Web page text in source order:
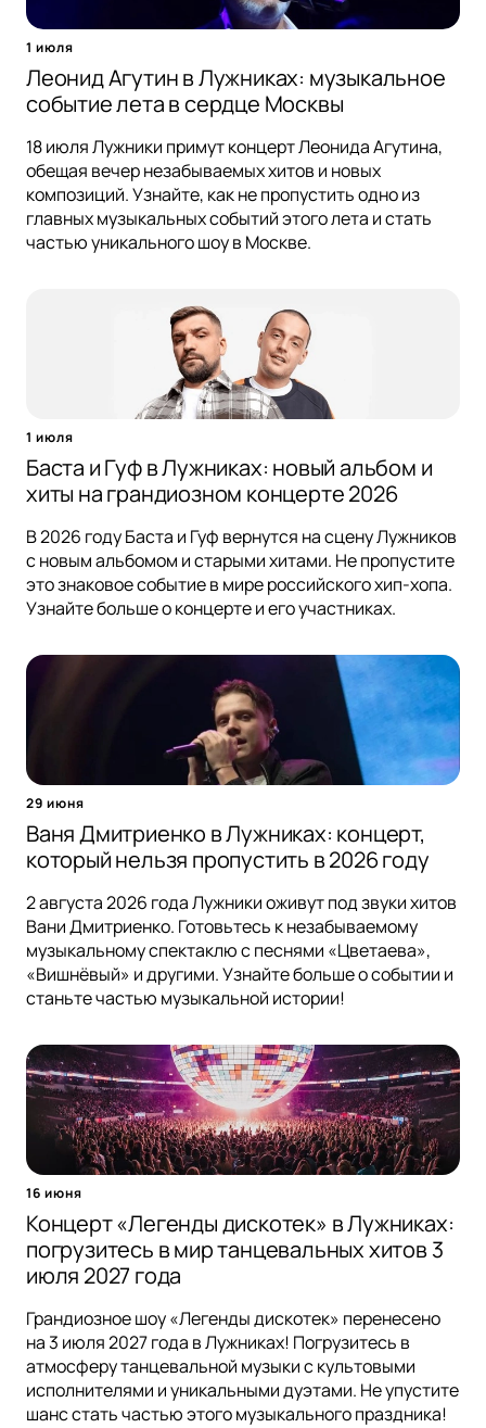
1 июля
Леонид Агутин в Лужниках: музыкальное
событие лета в сердце Москвы
18 июля Лужники примут концерт Леонида Агутина,
обещая вечер незабываемых хитов и новых
композиций. Узнайте, как не пропустить одно из
главных музыкальных событий этого лета и стать
частью уникального шоу в Москве.
1 июля
Баста и Гуф в Лужниках: новый альбом и
хиты на грандиозном концерте 2026
В 2026 году Баста и Гуф вернутся на сцену Лужников
с новым альбомом и старыми хитами. Не пропустите
это знаковое событие в мире российского хип-хопа.
Узнайте больше о концерте и его участниках.
29 июня
Ваня Дмитриенко в Лужниках: концерт,
который нельзя пропустить в 2026 году
2 августа 2026 года Лужники оживут под звуки хитов
Вани Дмитриенко. Готовьтесь к незабываемому
музыкальному спектаклю с песнями «Цветаева»,
«Вишнёвый» и другими. Узнайте больше о событии и
станьте частью музыкальной истории!
16 июня
Концерт «Легенды дискотек» в Лужниках:
погрузитесь в мир танцевальных хитов 3
июля 2027 года
Грандиозное шоу «Легенды дискотек» перенесено
на 3 июля 2027 года в Лужниках! Погрузитесь в
атмосферу танцевальной музыки с культовыми
исполнителями и уникальными дуэтами. Не упустите
шанс стать частью этого музыкального праздника!